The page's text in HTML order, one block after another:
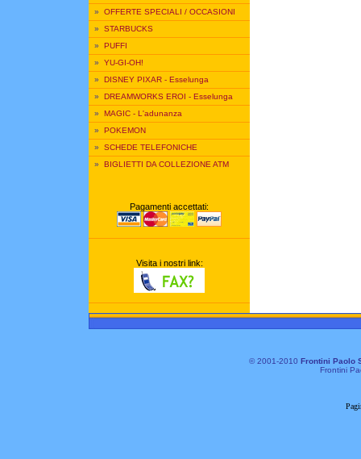
» OFFERTE SPECIALI / OCCASIONI
» STARBUCKS
» PUFFI
» YU-GI-OH!
» DISNEY PIXAR - Esselunga
» DREAMWORKS EROI - Esselunga
» MAGIC - L'adunanza
» POKEMON
» SCHEDE TELEFONICHE
» BIGLIETTI DA COLLEZIONE ATM
Pagamenti accettati:
Visita i nostri link:
© 2001-2010 Frontini Paolo
Frontini